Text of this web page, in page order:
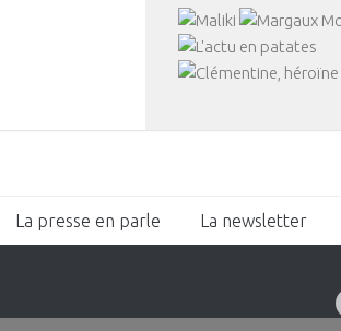
La presse en parle La newsletter